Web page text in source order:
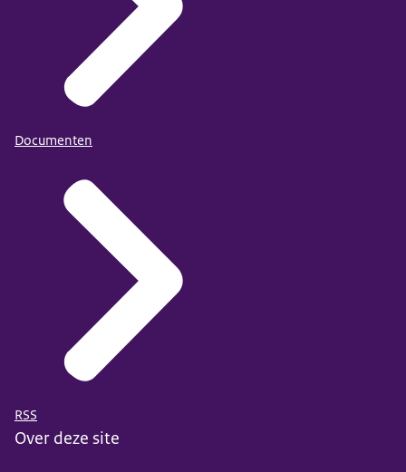
Documenten
RSS
Over deze site